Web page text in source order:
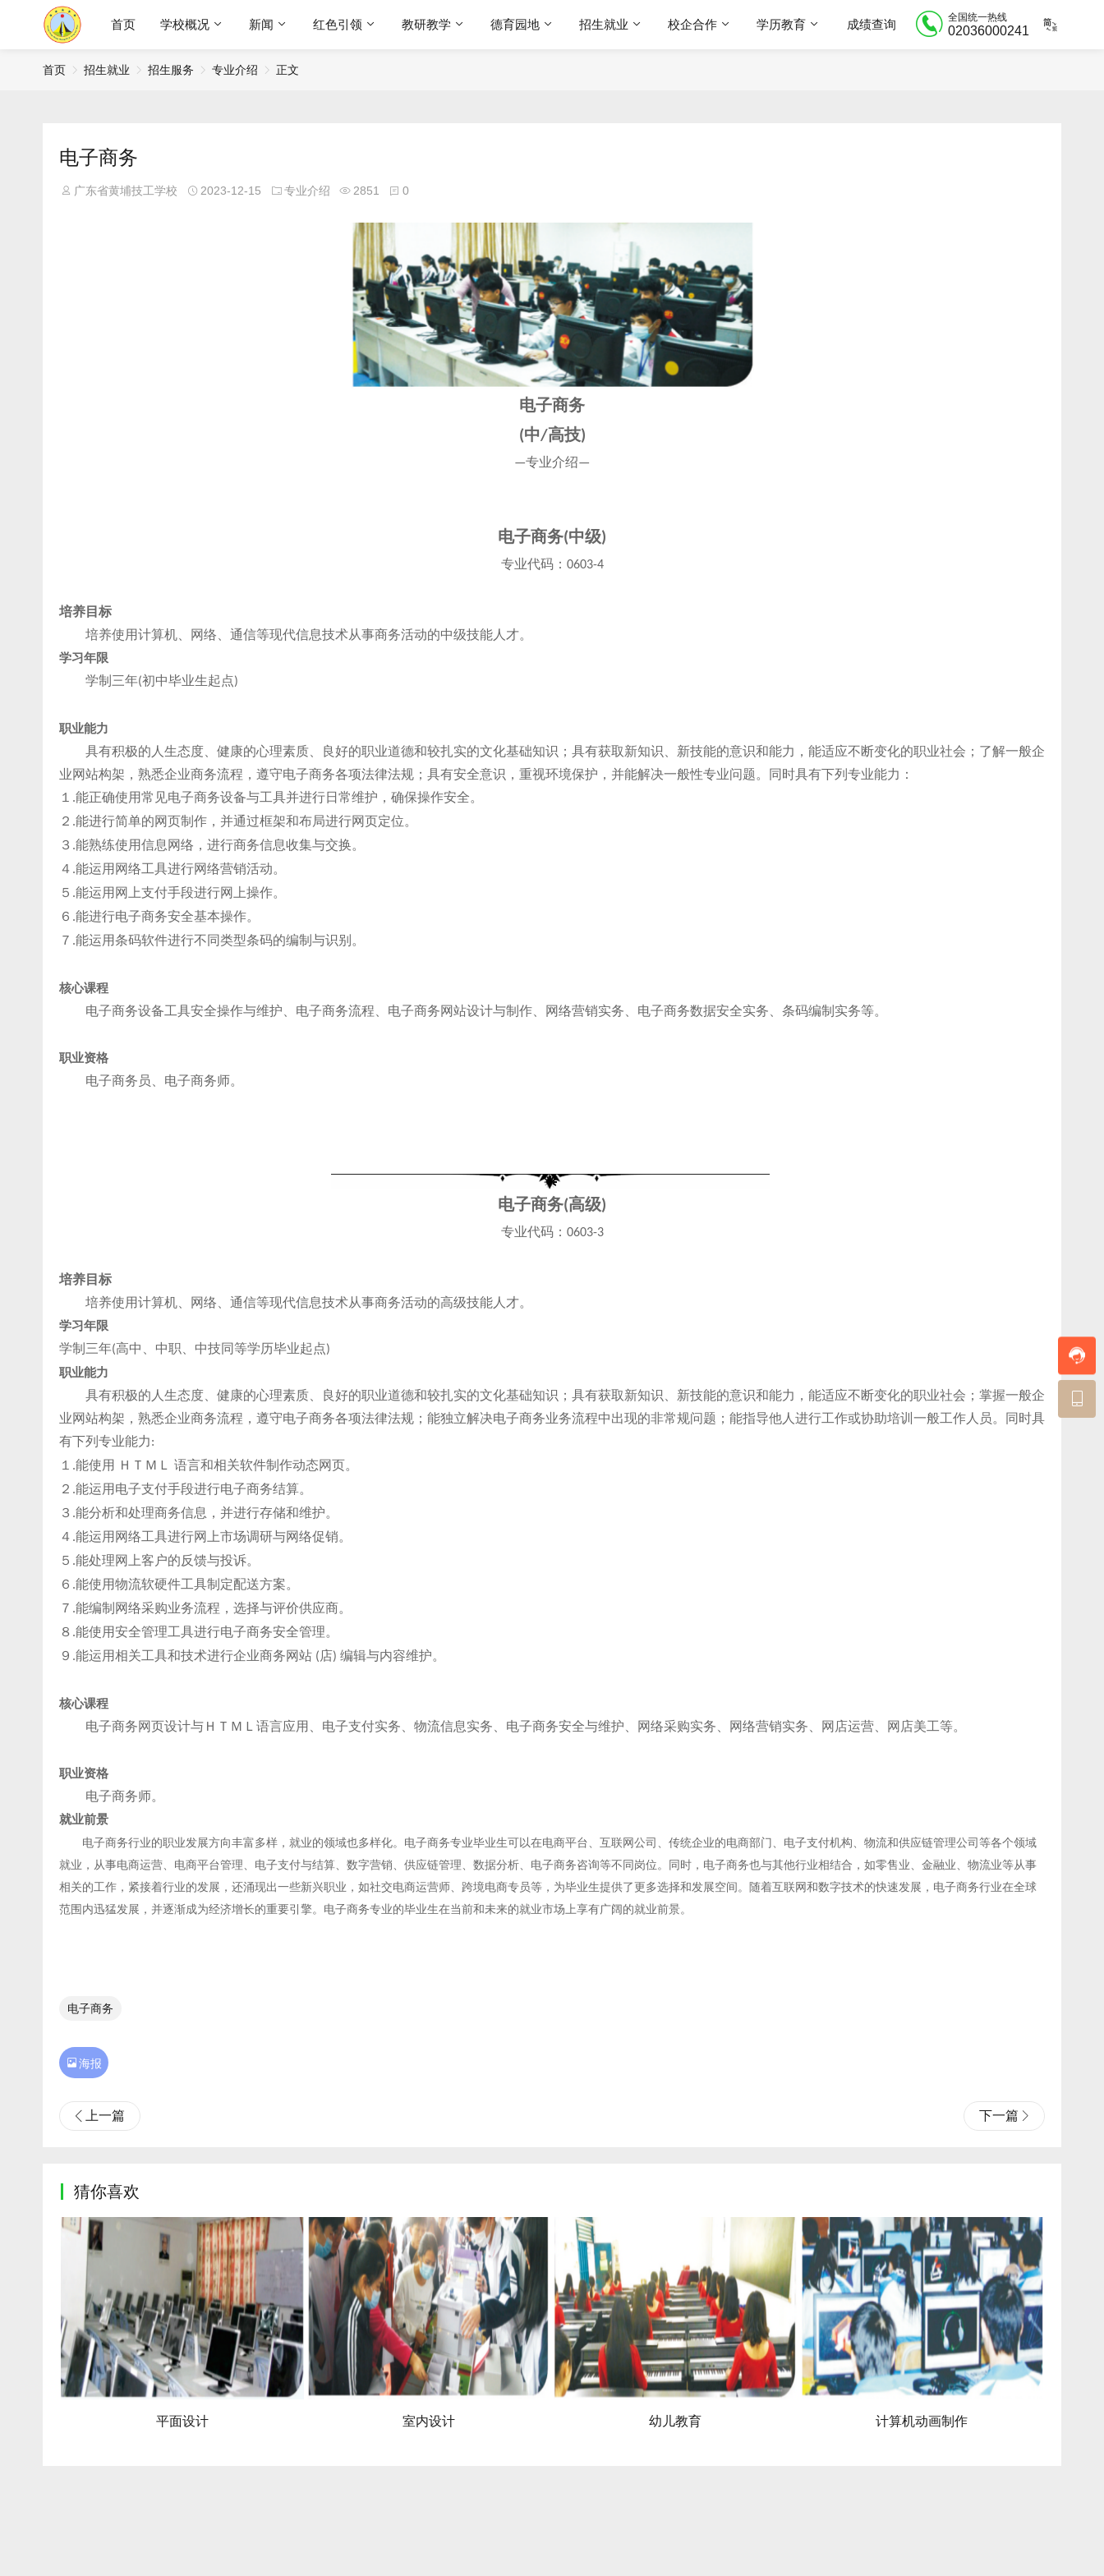
首页 学校概况 新闻 红色引领 教研教学 德育园地 招生就业 校企合作 学历教育 成绩查询
全国统一热线
02036000241
首页 招生就业 招生服务 专业介绍 正文
电子商务
广东省黄埔技工学校 2023-12-15 专业介绍 2851 0
电子商务
(中/高技)
—专业介绍—
电子商务(中级)
专业代码： 0603-4
培养目标
培养使用计算机、网络、通信等现代信息技术从事商务活动的中级技能人才。
学习年限
学制三年(初中毕业生起点)
职业能力
具有积极的人生态度、健康的心理素质、良好的职业道德和较扎实的文化基础知识；具有获取新知识、新技能的意识和能力，能适应不断变化的职业社会；了解一般企
业网站构架，熟悉企业商务流程，遵守电子商务各项法律法规；具有安全意识，重视环境保护，并能解决一般性专业问题。同时具有下列专业能力：
１ .能正确使用常见电子商务设备与工具并进行日常维护 ，确保操作安全。
２ .能进行简单的网页制作 ，并通过框架和布局进行网页定位。
３ .能熟练使用信息网络 ，进行商务信息收集与交换。
４ .能运用网络工具进行网络营销活动。
５ .能运用网上支付手段进行网上操作。
６ .能进行电子商务安全基本操作。
７ .能运用条码软件进行不同类型条码的编制与识别 。
核心课程
电子商务设备工具安全操作与维护、电子商务流程、电子商务网站设计与制作、网络营销实务、电子商务数据安全实务、条码编制实务等。
职业资格
电子商务员、电子商务师。
电子商务(高级)
专业代码： 0603-3
培养目标
培养使用计算机、网络、通信等现代信息技术从事商务活动的高级技能人才。
学习年限
学制三年(高中、中职、中技同等学历毕业起点)
职业能力
具有积极的人生态度、健康的心理素质、良好的职业道德和较扎实的文化基础知识；具有获取新知识、新技能的意识和能力，能适应不断变化的职业社会；掌握一般企
业网站构架，熟悉企业商务流程，遵守电子商务各项法律法规；能独立解决电子商务业务流程中出现的非常规问题；能指导他人进行工作或协助培训一般工作人员。同时具
有下列专业能力:
１ .能使用 ＨＴＭＬ 语言和相关软件制作动态网页。
２ .能运用电子支付手段进行电子商务结算。
３ .能分析和处理商务信息 ，并进行存储和维护。
４ .能运用网络工具进行网上市场调研与网络促销。
５ .能处理网上客户的反馈与投诉。
６ .能使用物流软硬件工具制定配送方案。
７ .能编制网络采购业务流程 ，选择与评价供应商。
８ .能使用安全管理工具进行电子商务安全管理。
９ .能运用相关工具和技术进行企业商务网站 (店) 编辑与内容维护。
核心课程
电子商务网页设计与ＨＴＭＬ语言应用、电子支付实务、物流信息实务、电子商务安全与维护、网络采购实务、网络营销实务、网店运营、网店美工等。
职业资格
电子商务师。
就业前景
电子商务行业的职业发展方向丰富多样，就业的领域也多样化。电子商务专业毕业生可以在电商平台、互联网公司、传统企业的电商部门、电子支付机构、物流和供应链管理公司等各个领域
就业，从事电商运营、电商平台管理、电子支付与结算、数字营销、供应链管理、数据分析、电子商务咨询等不同岗位。同时，电子商务也与其他行业相结合，如零售业、金融业、物流业等从事
相关的工作，紧接着行业的发展，还涌现出一些新兴职业，如社交电商运营师、跨境电商专员等，为毕业生提供了更多选择和发展空间。随着互联网和数字技术的快速发展，电子商务行业在全球
范围内迅猛发展，并逐渐成为经济增长的重要引擎。电子商务专业的毕业生在当前和未来的就业市场上享有广阔的就业前景。
电子商务
海报
上一篇 下一篇
猜你喜欢
计算机动画制作 计算机网络应用